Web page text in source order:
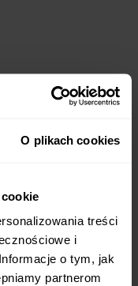
O plikach cookies
treści
i
o tym, jak
partnerom
wolno jeść
, czyli majonezy,
wodą i
ok. 30-50%